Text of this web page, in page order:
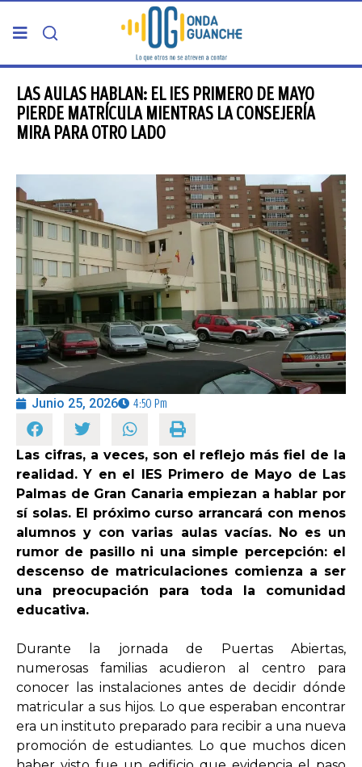
PORTADA
TELDE
GRAN CANARIA
CANARIAS
5ª COLUMNA
CARTAS DEL DIRECTOR
ENTREVISTAS
OPINIÓN
PROGRAMAS
LAS AULAS HABLAN: EL IES PRIMERO DE MAYO
PIERDE MATRÍCULA MIENTRAS LA CONSEJERÍA
MIRA PARA OTRO LADO
Junio 25, 2026 4:50 Pm
Las cifras, a veces, son el reflejo más fiel de la
realidad. Y en el IES Primero de Mayo de Las
Palmas de Gran Canaria empiezan a hablar por
sí solas. El próximo curso arrancará con menos
alumnos y con varias aulas vacías. No es un
rumor de pasillo ni una simple percepción: el
descenso de matriculaciones comienza a ser
una preocupación para toda la comunidad
educativa.
Durante la jornada de Puertas Abiertas,
numerosas familias acudieron al centro para
conocer las instalaciones antes de decidir dónde
matricular a sus hijos. Lo que esperaban encontrar
era un instituto preparado para recibir a una nueva
promoción de estudiantes. Lo que muchos dicen